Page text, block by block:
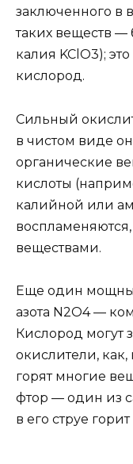
заключенного в
таких веществ —
калия KClO3);
кислород.
Сильный
в чистом виде
органические
кислоты
калийной или
веществами.
Еще один
азота N2O4 —
Кислород могут
окислители,
горят многие
фтор — один из
в его струе